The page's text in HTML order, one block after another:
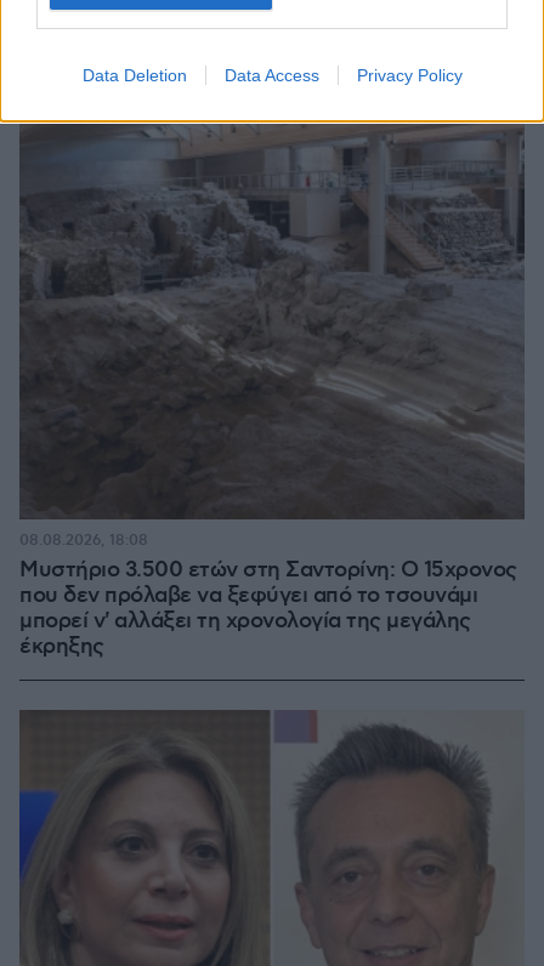
Data Deletion Data Access Privacy Policy
Μυστήριο 3.500 ετών στη Σαντορίνη: Ο 15χρονος
που δεν πρόλαβε να ξεφύγει από το τσουνάμι
μπορεί ν' αλλάξει τη χρονολογία της μεγάλης
έκρηξης
08.08.2026, 18:08